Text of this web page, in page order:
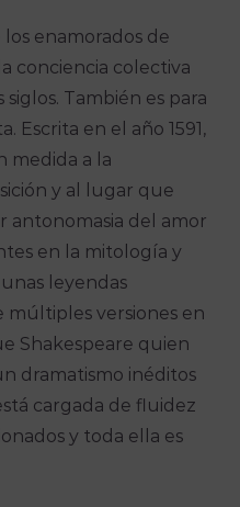
los enamorados de
conciencia colectiva
También es para
Escrita en el año 1591,
medida a la
y al lugar que
antonomasia del amor
en la mitología y
leyendas
múltiples versiones en
Shakespeare quien
dramatismo inéditos
cargada de fluidez
y toda ella es